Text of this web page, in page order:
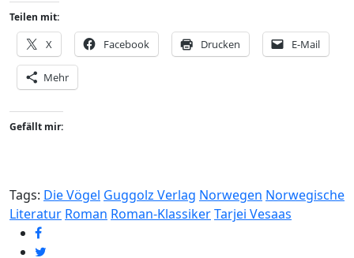
Teilen mit:
X Facebook Drucken E-Mail
Mehr
Gefällt mir:
Tags: Die Vögel Guggolz Verlag Norwegen Norwegische
Literatur Roman Roman-KlassikerTarjei Vesaas